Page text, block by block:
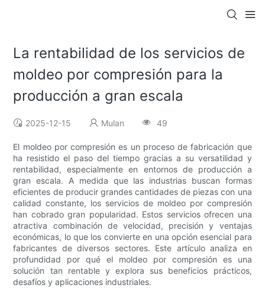
La rentabilidad de los servicios de
moldeo por compresión para la
producción a gran escala
2025-12-15 Mulan 49
El moldeo por compresión es un proceso de fabricación que
ha resistido el paso del tiempo gracias a su versatilidad y
rentabilidad, especialmente en entornos de producción a
gran escala. A medida que las industrias buscan formas
eficientes de producir grandes cantidades de piezas con una
calidad constante, los servicios de moldeo por compresión
han cobrado gran popularidad. Estos servicios ofrecen una
atractiva combinación de velocidad, precisión y ventajas
económicas, lo que los convierte en una opción esencial para
fabricantes de diversos sectores. Este artículo analiza en
profundidad por qué el moldeo por compresión es una
solución tan rentable y explora sus beneficios prácticos,
desafíos y aplicaciones industriales.